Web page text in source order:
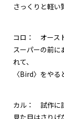
さっくりと軽い
コロ： オース
スーパーの前に
れて、
〈Bird〉をやる
カル： 試作に